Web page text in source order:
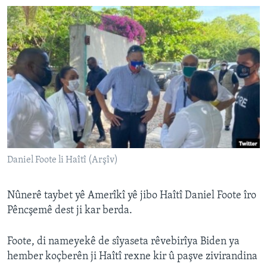
Yekser
here
Lêgerînê
HEVPEYVÎN
SÛRÎYE
ÎRAQ
ÎRAN
ROJHILATA NAVÎN
CÎHAN
ÇAND Û HUNER
SERNIVÎS
SORANÎ
Learning English
Daniel Foote li Haîtî (Arşîv)
Nûnerê taybet yê Amerîkî yê jibo Haîtî Daniel Foote îro
Pêncşemê dest ji kar berda.
Foote, di nameyekê de sîyaseta rêvebirîya Biden ya
hember koçberên ji Haîtî rexne kir û paşve zivirandina